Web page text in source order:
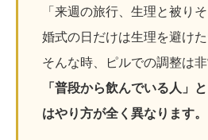
「来週の旅行、生理と被り
婚式の日だけは生理を避けた
そんな時、ピルでの調整は非
「普段から飲んでいる人」
はやり方が全く異なります。